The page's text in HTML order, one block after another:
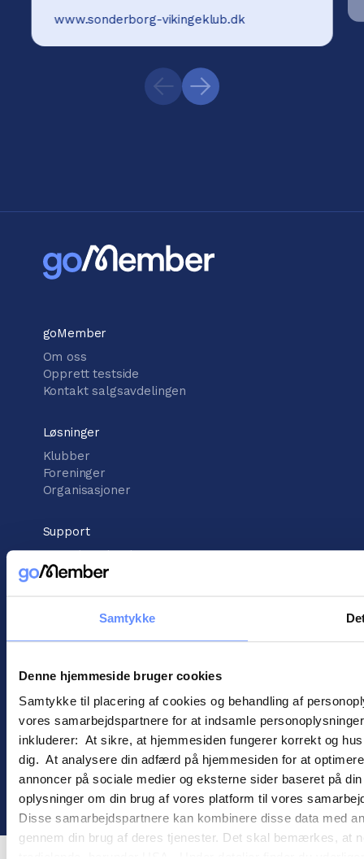
Samtykke
Denne hjemmeside bruger cookies
Samtykke til placering af cookies og behandling af
vores samarbejdspartnere for at indsamle
inkluderer: At sikre, at hjemmesiden fungerer korrekt og
dig. At analysere din adfærd på hjemmesiden for at
annoncer på sociale medier og eksterne sider baseret på
oplysninger om din brug af vores platform til vores
Disse samarbejdspartnere kan kombinere disse data med
gennem din brug af deres tjenester. Det skal bemærkes, at
www.sonderborg-vikingeklub.dk
goMember
Om oss
Opprett testside
Kontakt salgsavdelingen
Løsninger
Klubber
Foreninger
Organisasjoner
Support
Kunnskapsbank
Støttesenter
Informasjonskapsler
! ©2026 Gomember